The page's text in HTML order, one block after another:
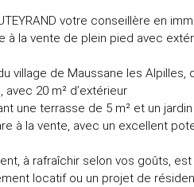
votre conseillère en
à la vente de plein pied avec
village de Maussane les Alpilles,
avec 20 m² d’extérieur
une terrasse de 5 m² et un jardin
à la vente, avec un excellent
à rafraîchir selon vos goûts,
locatif ou un projet de